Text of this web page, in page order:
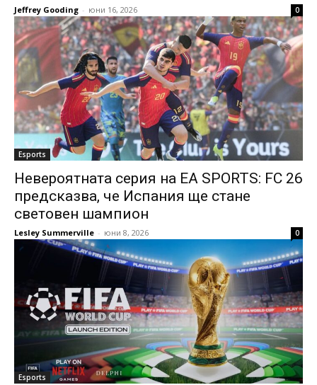
Jeffrey Gooding - юни 16, 2026 0
Esports
Невероятната серия на EA SPORTS: FC 26
предсказва, че Испания ще стане
световен шампион
Lesley Summerville - юни 8, 2026 0
Esports